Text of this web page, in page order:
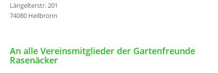
Längelterstr. 201
74080 Heilbronn
An alle Vereinsmitglieder der Gartenfreunde
Rasenäcker